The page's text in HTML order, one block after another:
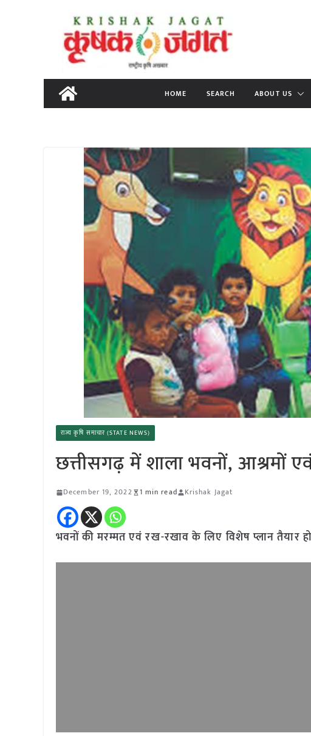
content
HOME SEARCH ABOUT US
राज्य कृषि समाचार (STATE NEWS)
छत्तीसगढ़ में शाला भवनों, आश्रमों
December 19, 2022 1 min read Krishak Jagat
भवनों की मरम्मत एवं रख-रखाव के लिए विशेष प्लान तैयार